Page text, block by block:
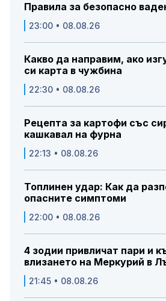
Правила за безопасно
23:00 • 08.08.26
Какво да направим, ако
си карта в чужбина
22:30 • 08.08.26
Рецепта за картофи със
кашкавал на фурна
22:13 • 08.08.26
Топлинен удар: Как да
опасните симптоми
22:00 • 08.08.26
4 зодии привличат пари и
влизането на Меркурий в
21:45 • 08.08.26